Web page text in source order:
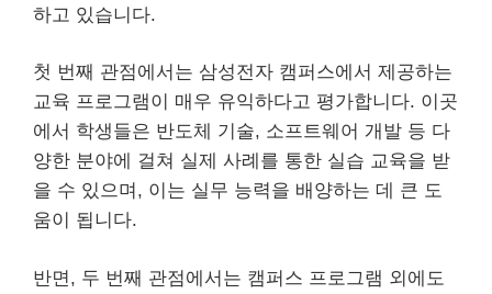
하고 있습니다.
첫 번째 관점에서는 삼성전자 캠퍼스에서 제공하는
교육 프로그램이 매우 유익하다고 평가합니다. 이곳
에서 학생들은 반도체 기술, 소프트웨어 개발 등 다
양한 분야에 걸쳐 실제 사례를 통한 실습 교육을 받
을 수 있으며, 이는 실무 능력을 배양하는 데 큰 도
움이 됩니다.
반면, 두 번째 관점에서는 캠퍼스 프로그램 외에도